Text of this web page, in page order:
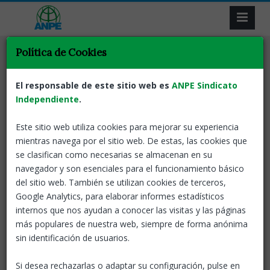
Adjudicació de
Destinacions Provisionals i
2025/26
ADJUDICACIONS DE DESTINACIONS PROVISIONALS
Resolució EDF/1519/2025, de 24 d'abril, per la qual es
dicten les instruccions sobre l'adjudicació de
destinacions provisionals amb efectes d'1 de
Política de Cookies
El responsable de este sitio web es ANPE Sindicato
Independiente.
Este sitio web utiliza cookies para mejorar su experiencia
mientras navega por el sitio web. De estas, las cookies que
se clasifican como necesarias se almacenan en su
navegador y son esenciales para el funcionamiento básico
del sitio web. También se utilizan cookies de terceros,
Google Analytics, para elaborar informes estadísticos
internos que nos ayudan a conocer las visitas y las páginas
más populares de nuestra web, siempre de forma anónima
sin identificación de usuarios.
Si desea rechazarlas o adaptar su configuración, pulse en